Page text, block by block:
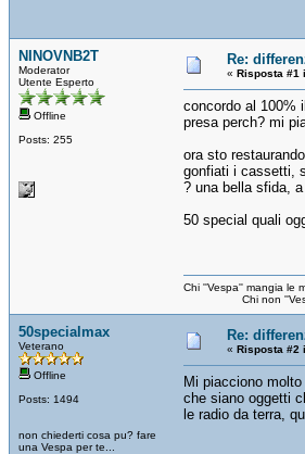
NINOVNB2T
Moderator
Utente Esperto
Offline
Posts: 255
Re:
« Risposta #1
concordo al 100%
presa perch? mi
ora sto
gonfiati i cassetti,
? una bella sfida,
50 special quali
Chi ''Vespa'' mangia le
Chi non
50specialmax
Veterano
Offline
Posts: 1494
non chiederti cosa pu? fare
una Vespa per te...
Re:
« Risposta #2
Mi piacciono
che siano oggetti
le radio da terra,